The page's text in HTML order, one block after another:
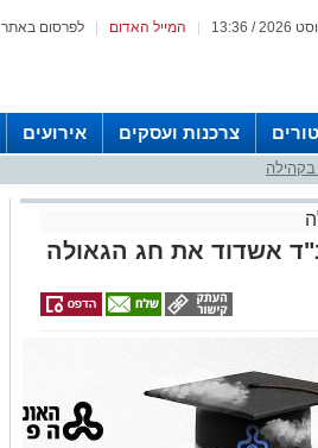
לפרסום באתר המייל האדום
טורים צרכנות ועסקים אירועים
אשדוד את חג הגאולה